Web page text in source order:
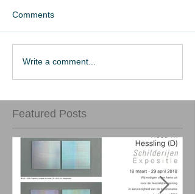
Comments
Write a comment...
Featured Posts